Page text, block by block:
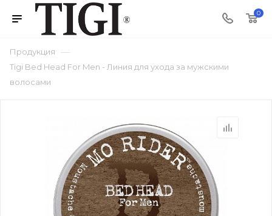
0
Продукция —
Tigi Bed Head For Men - Линия для ухода за мужскими
волосами